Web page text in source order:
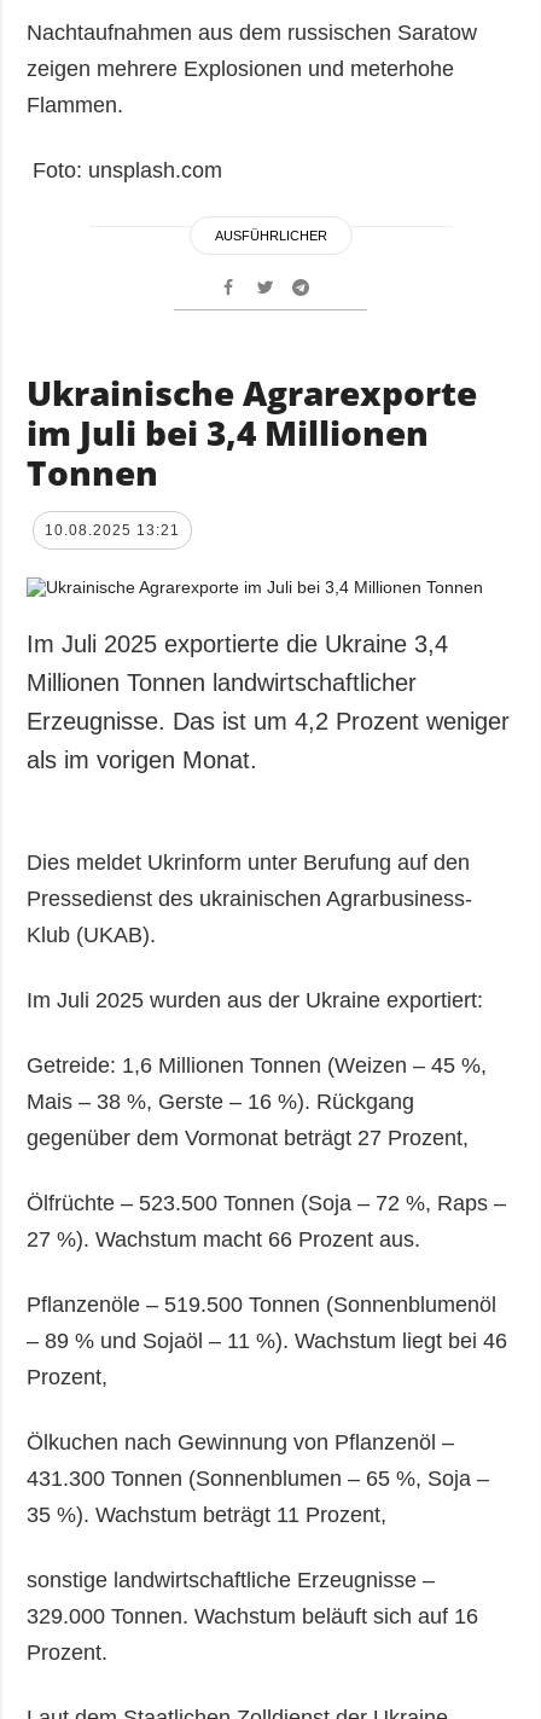
Nachtaufnahmen aus dem russischen Saratow
zeigen mehrere Explosionen und meterhohe
Flammen.
Foto: unsplash.com
AUSFÜHRLICHER
Ukrainische Agrarexporte
im Juli bei 3,4 Millionen
Tonnen
10.08.2025 13:21
Im Juli 2025 exportierte die Ukraine 3,4
Millionen Tonnen landwirtschaftlicher
Erzeugnisse. Das ist um 4,2 Prozent weniger
als im vorigen Monat.
Dies meldet Ukrinform unter Berufung auf den
Pressedienst des ukrainischen Agrarbusiness-
Klub (UKAB).
Im Juli 2025 wurden aus der Ukraine exportiert:
Getreide: 1,6 Millionen Tonnen (Weizen – 45 %,
Mais – 38 %, Gerste – 16 %). Rückgang
gegenüber dem Vormonat beträgt 27 Prozent,
Ölfrüchte – 523.500 Tonnen (Soja – 72 %, Raps –
27 %). Wachstum macht 66 Prozent aus.
Pflanzenöle – 519.500 Tonnen (Sonnenblumenöl
– 89 % und Sojaöl – 11 %). Wachstum liegt bei 46
Prozent,
Ölkuchen nach Gewinnung von Pflanzenöl –
431.300 Tonnen (Sonnenblumen – 65 %, Soja –
35 %). Wachstum beträgt 11 Prozent,
sonstige landwirtschaftliche Erzeugnisse –
329.000 Tonnen. Wachstum beläuft sich auf 16
Prozent.